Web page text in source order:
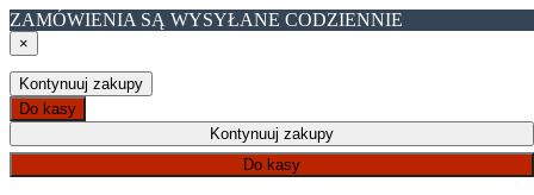
ZAMÓWIENIA SĄ WYSYŁANE CODZIENNIE
×
Kontynuuj zakupy
Do kasy
Kontynuuj zakupy
Do kasy